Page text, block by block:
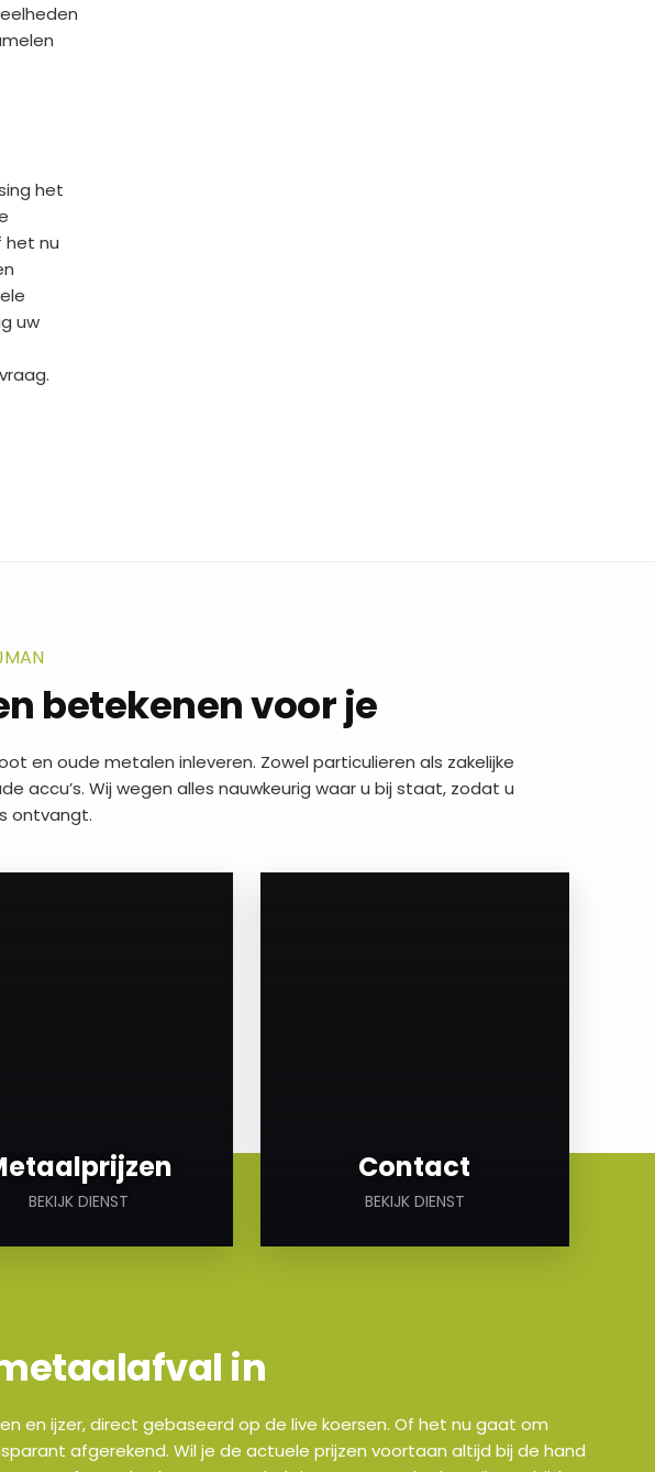
het
het nu
uw
betekenen voor je
en oude metalen inleveren. Zowel particulieren als zakelijke
accu’s. Wij wegen alles nauwkeurig waar u bij staat, zodat u
ontvangt.
BEKIJK DIENST
Contact
BEKIJK DIENST
in
en ijzer, direct gebaseerd op de live koersen. Of het nu gaat om
afgerekend. Wil je de actuele prijzen voortaan altijd bij de hand